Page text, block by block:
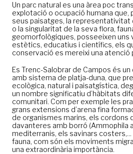
Un parc natural es una àrea poc
explotació o ocupació humana que,
seus paisatges, la
o la singularitat de la seva flora,
geomorfològiques, posseeixen uns
estètics, educatius i científics, els
conservació es mereixi una atenció
Es Trenc-Salobrar de Campos és
amb sistema de platja-duna, que
ecològica, natural i paisatgística,
un nombre significatiu d’hàbitats
comunitari. Com per exemple les
grans extensions d’arena fina
de organismes marins, els cordons
davanteres amb borró (Ammophila
mediterranis, els savinars costers,...
fauna, com són els moviments
una extraordinària importància.